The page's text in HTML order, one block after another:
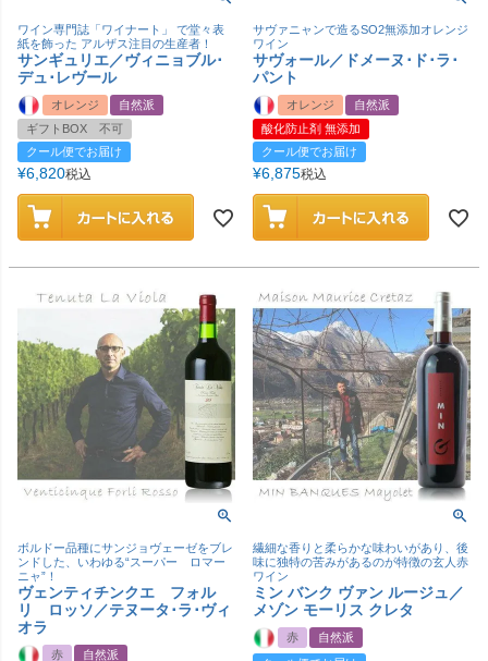
ワイン専門誌「ワイナート」 で堂々表
紙を飾った アルザス注目の生産者！
サンギュリエ／ヴィニョブル･
デュ･レヴール
オレンジ
自然派
ギフトBOX 不可
クール便でお届け
¥6,820税込
サヴァニャンで造るSO2無添加オレンジ
ワイン
サヴォール／ドメーヌ･ド･ラ･
パント
オレンジ
自然派
酸化防止剤 無添加
クール便でお届け
¥6,875税込
ボルドー品種にサンジョヴェーゼをブレ
ンドした、いわゆる“スーパー ロマー
ニャ”！
ヴェンティチンクエ フォル
リ ロッソ／テヌータ･ラ･ヴィ
オラ
赤
自然派
繊細な香りと柔らかな味わいがあり、後
味に独特の苦みがあるのが特徴の玄人赤
ワイン
ミン バンク ヴァン ルージュ／
メゾン モーリス クレタ
赤
自然派